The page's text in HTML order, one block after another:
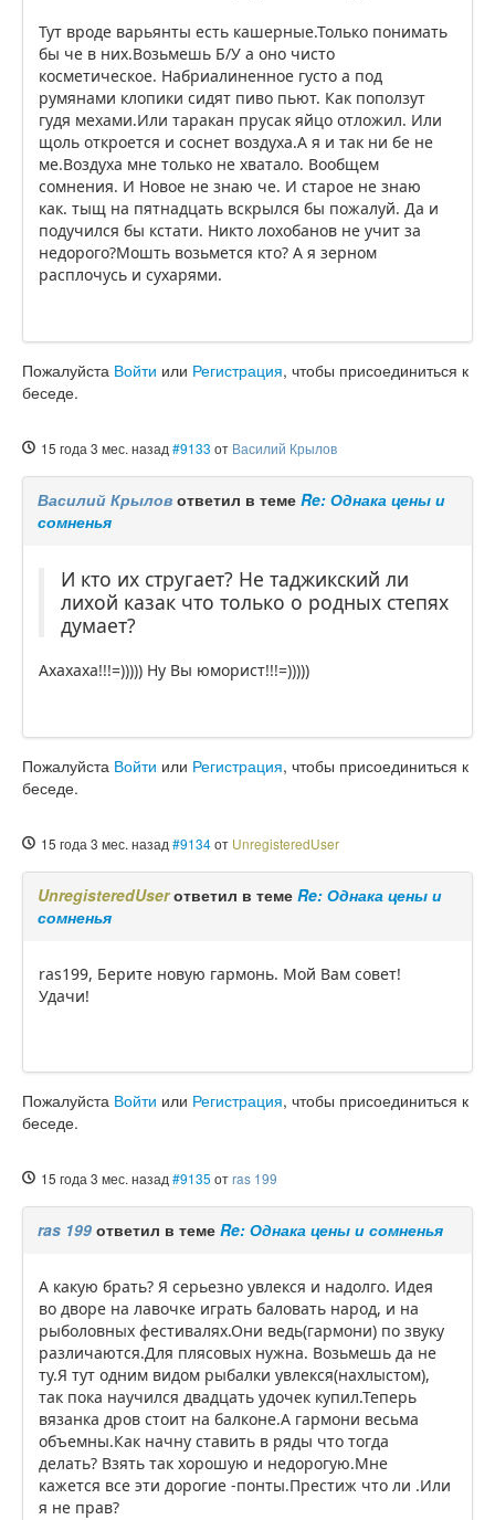
Тут вроде варьянты есть кашерные.Только понимать
бы че в них.Возьмешь Б/У а оно чисто
косметическое. Набриалиненное густо а под
румянами клопики сидят пиво пьют. Как поползут
гудя мехами.Или таракан прусак яйцо отложил. Или
щоль откроется и соснет воздуха.А я и так ни бе не
ме.Воздуха мне только не хватало. Вообщем
сомнения. И Новое не знаю че. И старое не знаю
как. тыщ на пятнадцать вскрылся бы пожалуй. Да и
подучился бы кстати. Никто лохобанов не учит за
недорого?Мошть возьмется кто? А я зерном
расплочусь и сухарями.
Пожалуйста Войти или Регистрация, чтобы присоединиться к
беседе.
15 года 3 мес. назад #9133 от Василий Крылов
Василий Крылов ответил в теме Re: Однака цены и
сомненья
И кто их стругает? Не таджикский ли
лихой казак что только о родных степях
думает?
Ахахаха!!!=))))) Ну Вы юморист!!!=)))))
Пожалуйста Войти или Регистрация, чтобы присоединиться к
беседе.
15 года 3 мес. назад #9134от UnregisteredUser
UnregisteredUserответил в теме Re: Однака цены и
сомненья
ras199, Берите новую гармонь. Мой Вам совет!
Удачи!
Пожалуйста Войти или Регистрация, чтобы присоединиться к
беседе.
15 года 3 мес. назад #9135 отras 199
ras 199 ответил в теме Re: Однака цены и сомненья
А какую брать? Я серьезно увлекся и надолго. Идея
во дворе на лавочке играть баловать народ, и на
рыболовных фестивалях.Они ведь(гармони) по звуку
различаются.Для плясовых нужна. Возьмешь да не
ту.Я тут одним видом рыбалки увлекся(нахлыстом),
так пока научился двадцать удочек купил.Теперь
вязанка дров стоит на балконе.А гармони весьма
объемны.Как начну ставить в ряды что тогда
делать? Взять так хорошую и недорогую.Мне
кажется все эти дорогие -понты.Престиж что ли .Или
я не прав?